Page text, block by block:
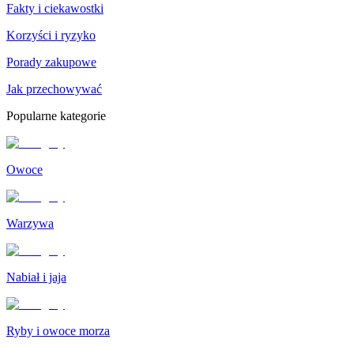
Fakty i ciekawostki
Korzyści i ryzyko
Porady zakupowe
Jak przechowywać
Popularne kategorie
Owoce
Warzywa
Nabiał i jaja
Ryby i owoce morza